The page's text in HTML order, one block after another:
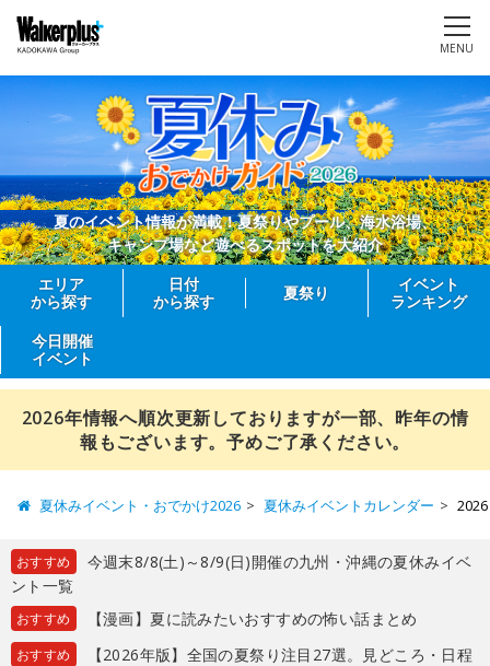
MENU
夏のイベント情報が満載！夏祭りやプール、海水浴場、
キャンプ場など遊べるスポットを大紹介
エリア
から探す
日付
から探す
夏祭り
イベント
ランキング
今日開催
イベント
2026年情報へ順次更新しておりますが一部、昨年の情
報もございます。予めご了承ください。
夏休みイベント・おでかけ2026 夏休みイベントカレンダー
おすすめ
今週末8/8(土)～8/9(日)開催の九州・沖縄の夏休みイベ
ント一覧
おすすめ 【漫画】夏に読みたいおすすめの怖い話まとめ
おすすめ
【2026年版】全国の夏祭り注目27選。見どころ・日程